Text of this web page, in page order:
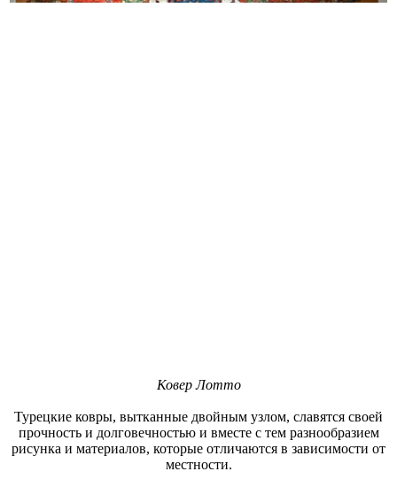
Ковер Лотто
Турецкие ковры, вытканные двойным узлом, славятся своей
прочность и долговечностью и вместе с тем разнообразием
рисунка и материалов, которые отличаются в зависимости от
местности.